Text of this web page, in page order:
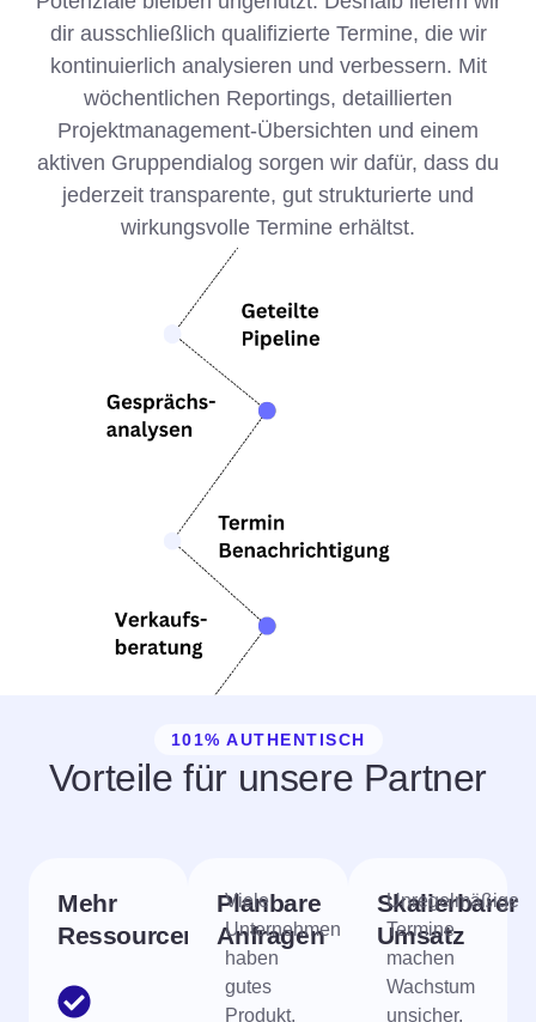
dir ausschließlich qualifizierte Termine, die wir
kontinuierlich analysieren und verbessern. Mit
wöchentlichen Reportings, detaillierten
Projektmanagement-Übersichten und einem
aktiven Gruppendialog sorgen wir dafür, dass du
jederzeit transparente, gut strukturierte und
wirkungsvolle Termine erhältst.
101% AUTHENTISCH
Vorteile für unsere Partner
Mehr
Ressourcen
Planbare
Anfragen
Viele
Unternehmen
haben
gutes
Produkt,
Skalierbarer
Umsatz
Unregelmäßige
Termine
machen
Wachstum
unsicher.